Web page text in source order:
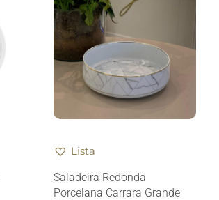
Lista
Saladeira Redonda
Porcelana Carrara Grande